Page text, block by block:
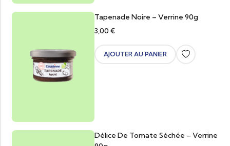
Tapenade Noire – Verrine 90g
3,00 €
AJOUTER AU PANIER
Délice De Tomate Séchée – Verrine